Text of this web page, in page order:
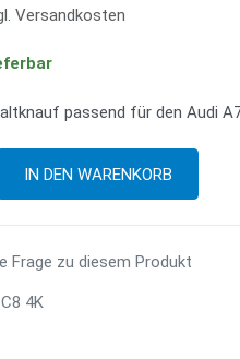
Versandkosten
passend für den Audi
Frage zu diesem Produkt
4K